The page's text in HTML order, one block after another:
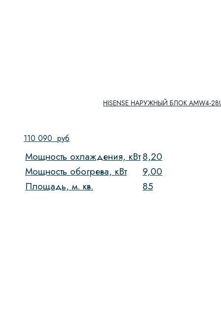
HISENSE НАРУЖНЫЙ БЛОК AMW4-
110 090 руб
Мощность охлаждения, кВт8,20
Мощность обогрева, кВт
9,00
Площадь, м. кв.
85